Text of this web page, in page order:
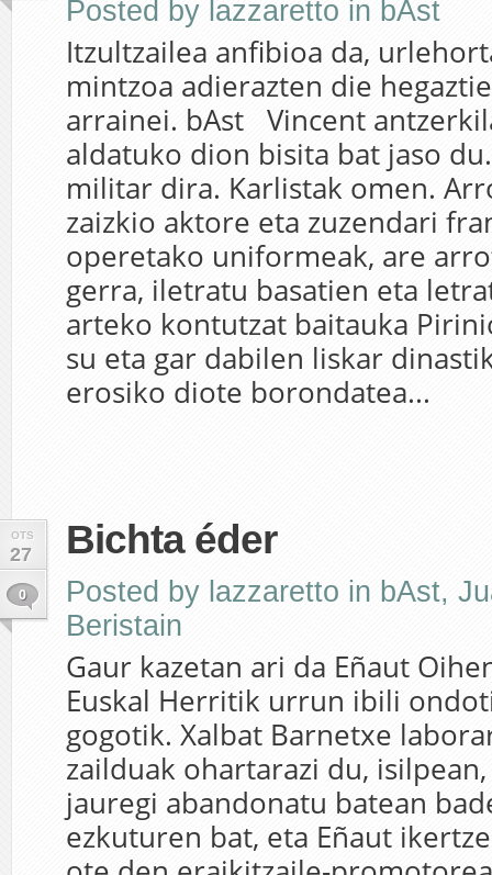
Posted by lazzaretto in bAst
Itzultzailea anfibioa da,
mintzoa adierazten die
arrainei. bAst Vincent
aldatuko dion bisita bat jaso
militar dira. Karlistak omen.
zaizkio aktore eta zuzendari
operetako uniformeak, are
gerra, iletratu basatien eta
arteko kontutzat baitauka
su eta gar dabilen liskar
erosiko diote borondatea...
OTS
27
0
Bichta éder
Posted by lazzaretto in bAst,
Beristain
Gaur kazetan ari da Eñaut
Euskal Herritik urrun ibili
gogotik. Xalbat Barnetxe
zailduak ohartarazi du,
jauregi abandonatu batean
ezkuturen bat, eta Eñaut